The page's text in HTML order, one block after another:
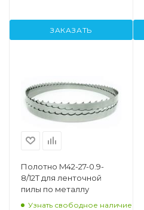
ЗАКАЗАТЬ
Полотно M42-27-0.9-
8/12T для ленточной
пилы по металлу
Узнать свободное наличие